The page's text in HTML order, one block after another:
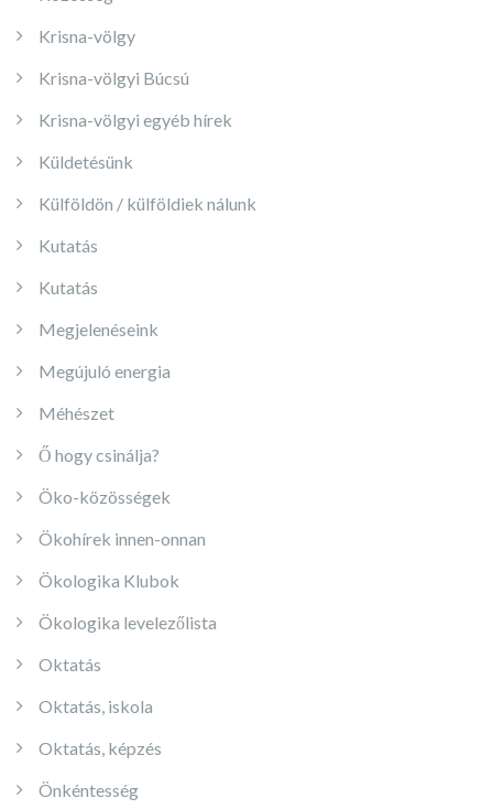
Krisna-völgy
Krisna-völgyi Búcsú
Krisna-völgyi egyéb hírek
Küldetésünk
Külföldön / külföldiek nálunk
Kutatás
Kutatás
Megjelenéseink
Megújuló energia
Méhészet
Ő hogy csinálja?
Öko-közösségek
Ökohírek innen-onnan
Ökologika Klubok
Ökologika levelezőlista
Oktatás
Oktatás, iskola
Oktatás, képzés
Önkéntesség